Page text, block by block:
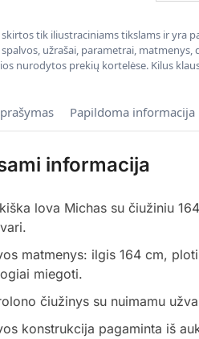
tik iliustraciniams tikslams ir yra
užrašai, parametrai,
nurodytos prekių kortelėse. Kilus
Papildoma informacija
informacija
lova Michas su čiužiniu
matmenys: ilgis 164 cm,
miegoti.
čiužinys su nuimamu
konstrukcija pagaminta iš